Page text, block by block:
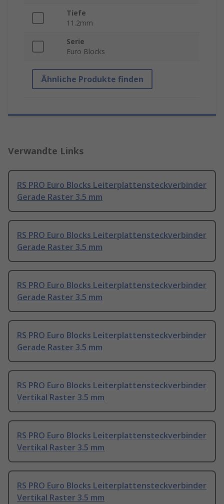
Tiefe
11.2mm
Serie
Euro Blocks
Ähnliche Produkte finden
Verwandte Links
RS PRO Euro Blocks Leiterplattensteckverbinder
Gerade Raster 3.5 mm
RS PRO Euro Blocks Leiterplattensteckverbinder
Gerade Raster 3.5 mm
RS PRO Euro Blocks Leiterplattensteckverbinder
Gerade Raster 3.5 mm
RS PRO Euro Blocks Leiterplattensteckverbinder
Gerade Raster 3.5 mm
RS PRO Euro Blocks Leiterplattensteckverbinder
Vertikal Raster 3.5 mm
RS PRO Euro Blocks Leiterplattensteckverbinder
Vertikal Raster 3.5 mm
RS PRO Euro Blocks Leiterplattensteckverbinder
Vertikal Raster 3.5 mm